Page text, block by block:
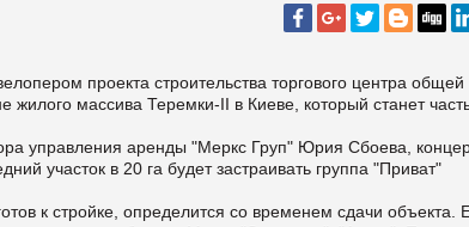
проекта строительства торгового центра общей
массива Теремки-II в Киеве, который станет
управления аренды "Меркс Груп" Юрия Сбоева,
участок в 20 га будет застраивать группа "Приват"
к стройке, определится со временем сдачи объекта.